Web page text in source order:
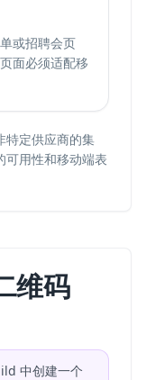
或招聘会页
面必须适配移
特定供应商的集
可用性和移动端表
维码
中创建一个